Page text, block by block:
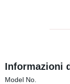
Informazioni
Model No.